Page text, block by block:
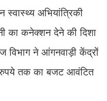
अभियांत्रिकी
का कनेक्शन देने की दिशा
विभाग ने आंगनवाड़ी केंद्रों
तक का बजट आवंटित